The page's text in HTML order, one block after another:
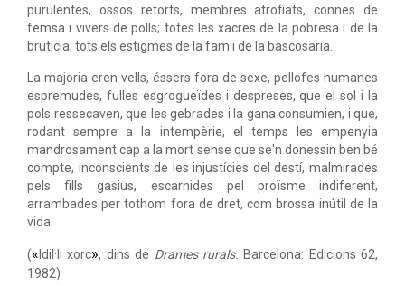
purulentes, ossos retorts, membres atrofiats, connes de
femsa i vivers de polls; totes les xacres de la pobresa i de la
brutícia; tots els estigmes de la fam i de la bascosaria.
La majoria eren vells, éssers fora de sexe, pellofes humanes
espremudes, fulles esgrogueïdes i despreses, que el sol i la
pols ressecaven, que les gebrades i la gana consumien, i que,
rodant sempre a la intempèrie, el temps les empenyia
mandrosament cap a la mort sense que se'n donessin ben bé
compte, inconscients de les injustícies del destí, malmirades
pels fills gasius, escarnides pel proïsme indiferent,
arrambades per tothom fora de dret, com brossa inútil de la
vida.
(« Idil·li xorc», dins de Drames rurals. Barcelona: Edicions 62,
1982)